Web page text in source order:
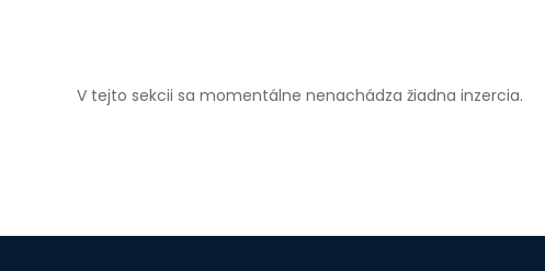
V tejto sekcii sa momentálne nenachádza žiadna inzercia.